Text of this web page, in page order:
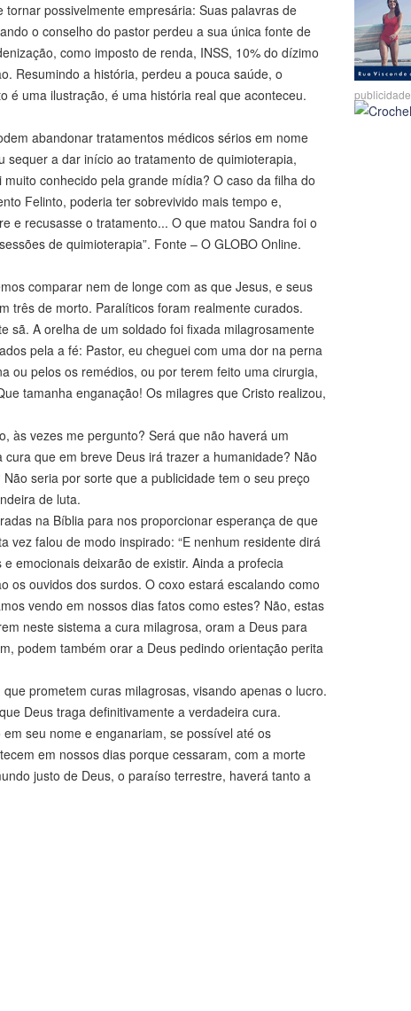
possivelmente empresária: Suas palavras de
o conselho do pastor perdeu a sua única fonte de
como imposto de renda, INSS, 10% do dízimo
Resumindo a história, perdeu a pouca saúde, o
é uma ilustração, é uma história real que aconteceu.
abandonar tratamentos médicos sérios em nome
a dar início ao tratamento de quimioterapia,
conhecido pela grande mídia? O caso da filha do
Felinto, poderia ter sobrevivido mais tempo e,
e recusasse o tratamento... O que matou Sandra foi o
de quimioterapia”. Fonte – O GLOBO Online.
comparar nem de longe com as que Jesus, e seus
três de morto. Paralíticos foram realmente curados.
sã. A orelha de um soldado foi fixada milagrosamente
pela a fé: Pastor, eu cheguei com uma dor na perna
ou pelos os remédios, ou por terem feito uma cirurgia,
tamanha enganação! Os milagres que Cristo realizou,
às vezes me pergunto? Será que não haverá um
que em breve Deus irá trazer a humanidade? Não
seria por sorte que a publicidade tem o seu preço
de luta.
na Bíblia para nos proporcionar esperança de que
vez falou de modo inspirado: “E nenhum residente dirá
emocionais deixarão de existir. Ainda a profecia
os ouvidos dos surdos. O coxo estará escalando como
vendo em nossos dias fatos como estes? Não, estas
neste sistema a cura milagrosa, oram a Deus para
podem também orar a Deus pedindo orientação perita
prometem curas milagrosas, visando apenas o lucro.
Deus traga definitivamente a verdadeira cura.
seu nome e enganariam, se possível até os
em nossos dias porque cessaram, com a morte
justo de Deus, o paraíso terrestre, haverá tanto a
publicidade